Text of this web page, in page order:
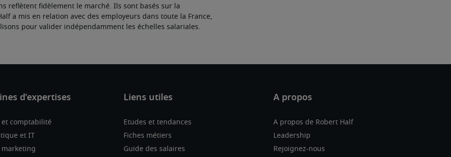
reflètent fidèlement le marché. Ils sont basés sur la
a mis en relation avec des employeurs dans toute la France,
pour valider indépendamment les échelles salariales.
et comptabilité
et IT
marketing
Etudes et tendances
Fiches métiers
Guide des salaires
A propos de Robert Half
Leadership
Rejoignez-nous